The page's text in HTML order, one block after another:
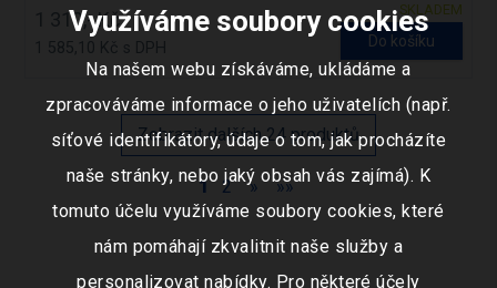
SKLADEM
1 310,- Kč
1 585,10 Kč s DPH Do košíku
Zobrazit dalších 24 produktů
1 2 » »»
Využíváme soubory cookies
Na našem webu získáváme, ukládáme a
zpracováváme informace o jeho uživatelích (např.
síťové identifikátory, údaje o tom, jak procházíte
naše stránky, nebo jaký obsah vás zajímá). K
tomuto účelu využíváme soubory cookies, které
nám pomáhají zkvalitnit naše služby a
personalizovat nabídky. Pro některé účely